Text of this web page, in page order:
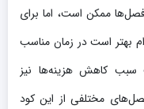
ممکن است، اما برای
بهتر است در زمان مناسب
سبب کاهش هزینه‌ها نیز
مختلفی از این کود